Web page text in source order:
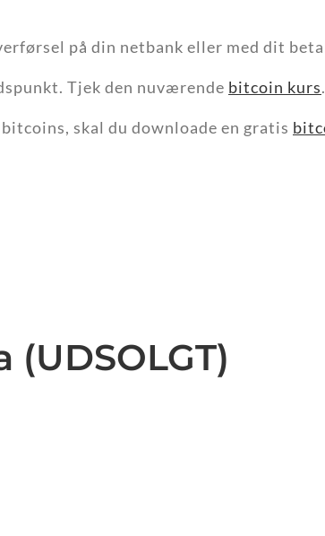
på din netbank eller med dit
Tjek den nuværende bitcoin kurs.
skal du downloade en gratis